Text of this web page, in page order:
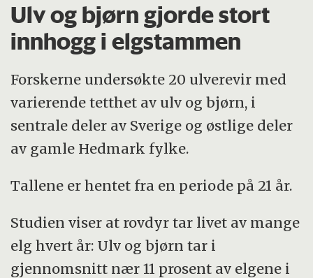
Ulv og bjørn gjorde stort
innhogg i elgstammen
Forskerne undersøkte 20 ulverevir med
varierende tetthet av ulv og bjørn, i
sentrale deler av Sverige og østlige deler
av gamle Hedmark fylke.
Tallene er hentet fra en periode på 21 år.
Studien viser at rovdyr tar livet av mange
elg hvert år: Ulv og bjørn tar i
gjennomsnitt nær 11 prosent av elgene i